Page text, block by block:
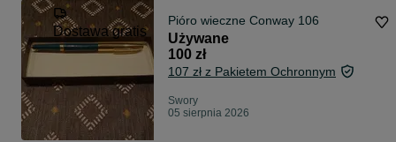
Dostawa gratis
Pióro wieczne Conway 106
Używane
100 zł
107 zł z Pakietem Ochronnym
Swory
05 sierpnia 2026